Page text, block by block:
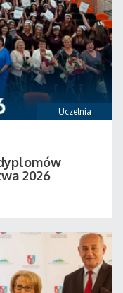
Uczelnia
2026